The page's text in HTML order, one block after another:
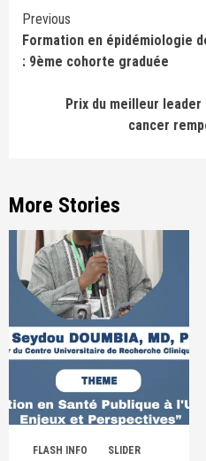
Continue
Reading
Previous
Formation en épidémiologie
: 9ème cohorte graduée
Prix du meilleur
cancer
More Stories
FLASH INFO SLIDER